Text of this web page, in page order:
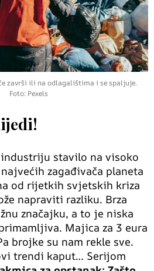
završi ili na odlagalištima i se spaljuje.
Foto: Pexels
stavilo na visoko
zagađivača planeta
od rijetkih svjetskih kriza
napraviti razliku. Brza
značajku, a to je niska
Majica za 3 eura
brojke su nam rekle sve.
trendi kaput… Serijom